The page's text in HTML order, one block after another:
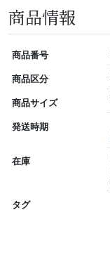
商品情報
商品番号
商品区分
商品サイズ
発送時期
在庫
タグ